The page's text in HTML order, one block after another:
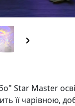
Star Master
її